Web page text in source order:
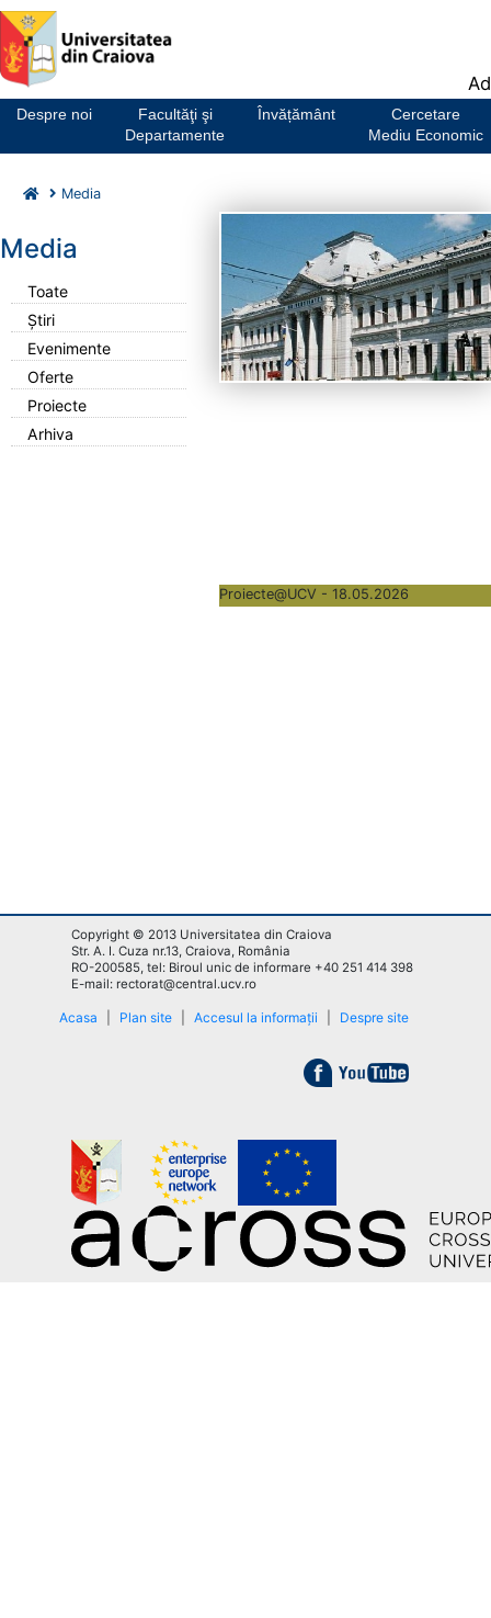
Notă:
Acest
website
un
Despre noi
Facultăţi şi
Departamente
Învățământ
Cercetare
Mediu Economic
Media
Media
Toate
Știri
Evenimente
Oferte
Proiecte
Arhiva
Proiecte@UCV - 18.05.2026
Copyright © 2013 Universitatea din Craiova
Str. A. I. Cuza nr.13, Craiova, România
RO-200585, tel: Biroul unic de informare +40 251 414 398
E-mail: rectorat@central.ucv.ro
Acasa Plan site Accesul la informații Despre site